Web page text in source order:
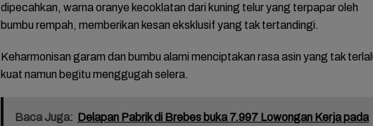
dipecahkan, warna oranye kecoklatan dari kuning telur yang terpapar oleh
bumbu rempah, memberikan kesan eksklusif yang tak tertandingi.
Keharmonisan garam dan bumbu alami menciptakan rasa asin yang tak
kuat namun begitu menggugah selera.
Baca Juga: Delapan Pabrik di Brebes buka 7.997 Lowongan Kerja pada